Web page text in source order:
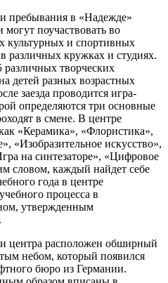
пребывания в «Надежде»
поучаствовать во
культурных и спортивных
различных кружках и студиях.
различных творческих
детей разных возрастных
заезда проводится игра-
определяются три основные
в смене. В центре
«Керамика», «Флористика»,
«Изобразительное искусство»,
на синтезаторе», «Цифровое
словом, каждый найдет себе
года в центре
процесса в
утвержденным
центра расположен обширный
небом, который появился
бюро из Германии.